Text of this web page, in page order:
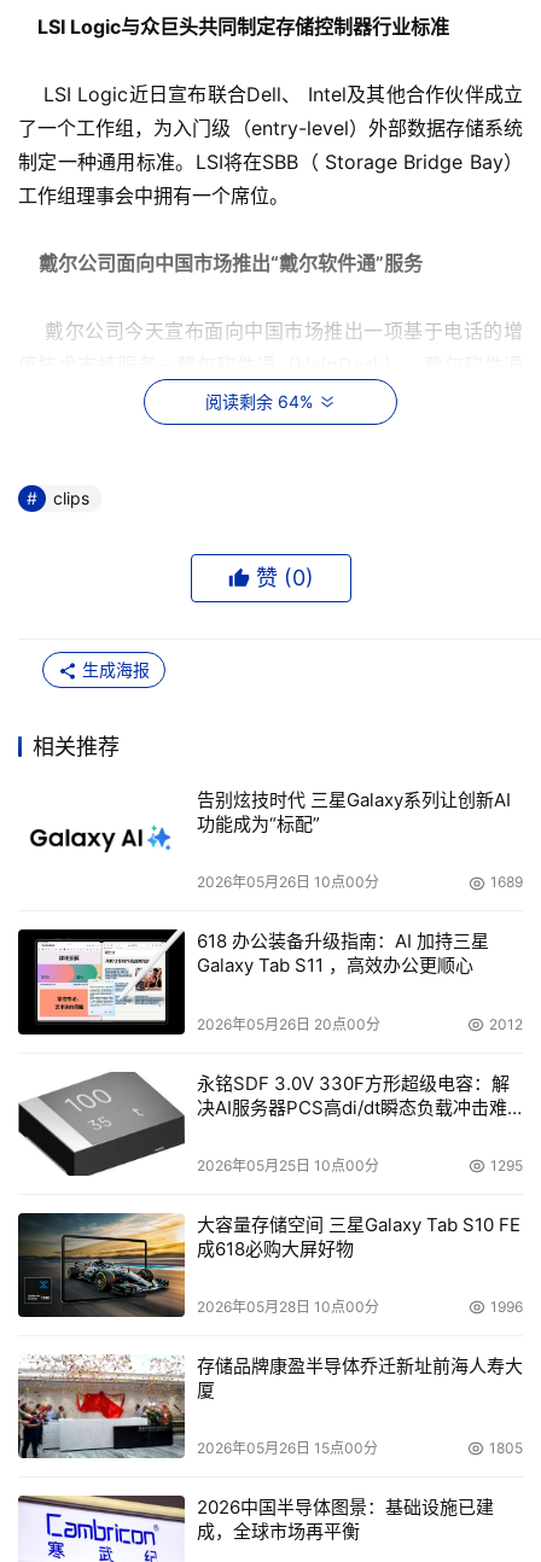
LSI Logic与众巨头共同制定存储控制器行业标准
LSI Logic近日宣布联合Dell、 Intel及其他合作伙伴成立
了一个工作组，为入门级（entry-level）外部数据存储系统
制定一种通用标准。LSI将在SBB（ Storage Bridge Bay）
工作组理事会中拥有一个席位。
戴尔公司面向中国市场推出“戴尔软件通”服务
戴尔公司今天宣布面向中国市场推出一项基于电话的增
服务面向家庭及小型商业用户提供标准的、高品质的电话支
持服务，帮助用户解答有关软件、操作系统、病毒故障/间
上周五“2006教育行业信息存储大会”华北地区专场在北
应用”为主题，旨在加强教育行业的信息、网络存储应用与
信息存储的新问题、新技术、新趋势。来自有关地区教育部
CA服务管理解决方案被Forrester 评为领军产品
CA近日宣布，在Forrester Research日前发布的
“Forrester WaveTM：2006年第一季度服务台管理工具”评
估报告中，CA被评为市场领袖。在服务管理领域，CA在产
品愿景和市场表现方面获得了高分；Unicenter Service
Desk r11也凭借其出色的事件管理、事件管理和配置管理性
能获得了高分。
IBM设计和工程专长在CEBIT展会赢得的16个大奖
今天，IBM在领先的欧洲信息技术贸易博览会上宣布，iF
国际设计论坛（iF International Forum Design）将16项设
计创新奖授予IBM多种卓越的产品和解决方案，IBM同时还
国汉诺威3月9日举办的CeBIT 2006博览会上正式颁发给
IBM。
BlueArc日前宣布文档托管服务公司Document
阅读剩余 64%
clips
赞 (0)
生成海报
相关推荐
告别炫技时代 三星Galaxy系列让创新AI
功能成为“标配”
2026年05月26日 10点00分 1689
618 办公装备升级指南：AI 加持三星
Galaxy Tab S11 ，高效办公更顺心
2026年05月26日 20点00分 2012
永铭SDF 3.0V 330F方形超级电容：解
决AI服务器PCS高di/dt瞬态负载冲击难
2026年05月25日 10点00分 1295
大容量存储空间 三星Galaxy Tab S10 FE
成618必购大屏好物
2026年05月28日 10点00分 1996
存储品牌康盈半导体乔迁新址前海人寿大
厦
2026年05月26日 15点00分 1805
2026中国半导体图景：基础设施已建
成，全球市场再平衡